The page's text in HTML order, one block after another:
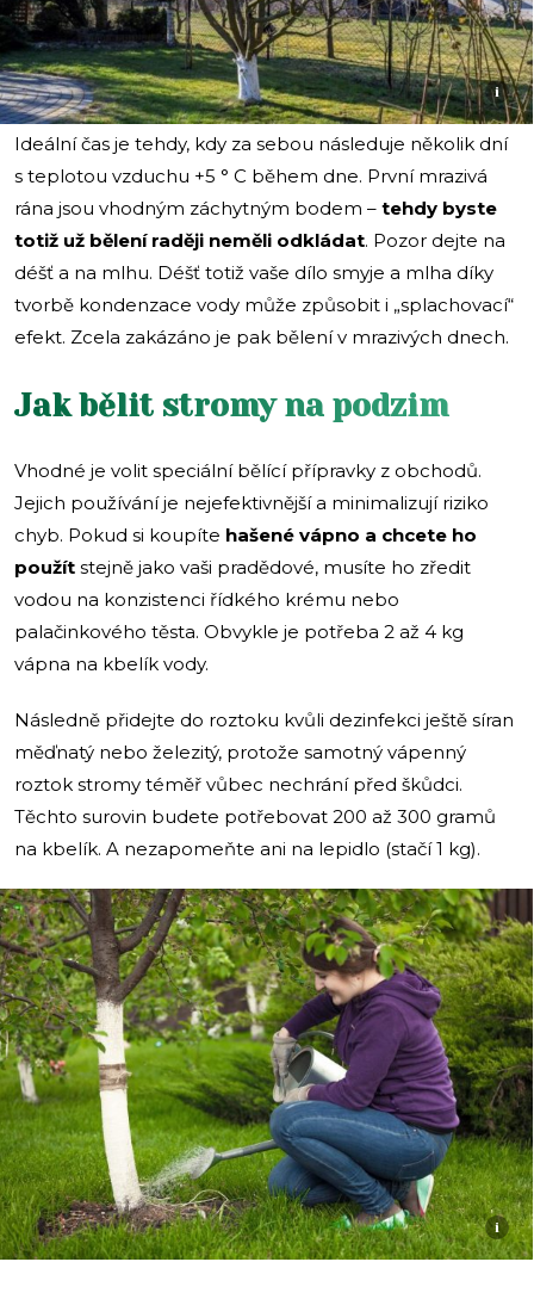
i
Ideální čas je tehdy, kdy za sebou následuje několik dní
s teplotou vzduchu +5 ° C během dne. První mrazivá
rána jsou vhodným záchytným bodem – tehdy byste
totiž už bělení raději neměli odkládat. Pozor dejte na
déšť a na mlhu. Déšť totiž vaše dílo smyje a mlha díky
tvorbě kondenzace vody může způsobit i „splachovací“
efekt. Zcela zakázáno je pak bělení v mrazivých dnech.
Jak bělit stromy na podzim
Vhodné je volit speciální bělící přípravky z obchodů.
Jejich používání je nejefektivnější a minimalizují riziko
chyb. Pokud si koupíte hašené vápno a chcete ho
použít stejně jako vaši pradědové, musíte ho zředit
vodou na konzistenci řídkého krému nebo
palačinkového těsta. Obvykle je potřeba 2 až 4 kg
vápna na kbelík vody.
Následně přidejte do roztoku kvůli dezinfekci ještě síran
měďnatý nebo železitý, protože samotný vápenný
roztok stromy téměř vůbec nechrání před škůdci.
Těchto surovin budete potřebovat 200 až 300 gramů
na kbelík. A nezapomeňte ani na lepidlo (stačí 1 kg).
i